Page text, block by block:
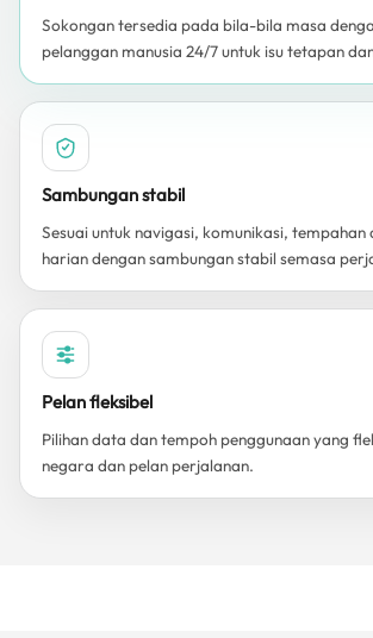
Sokongan tersedia pada bila-bila masa
pelanggan manusia 24/7 untuk isu tetapan
Sambungan stabil
Sesuai untuk navigasi, komunikasi, tempahan
harian dengan sambungan stabil semasa
Pelan fleksibel
Pilihan data dan tempoh penggunaan yang
negara dan pelan perjalanan.